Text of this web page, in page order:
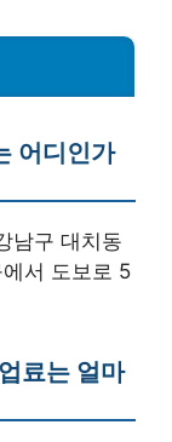
어디인가
남구 대치동
서 도보로 5
료는 얼마